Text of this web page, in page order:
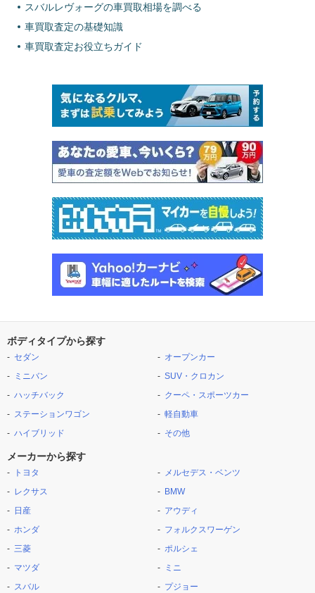
スバルレヴォーグの車買取相場を調べる
車買取査定の基礎知識
車買取査定お役立ちガイド
ボディタイプから探す
セダン
ミニバン
ハッチバック
ステーションワゴン
ハイブリッド
オープンカー
SUV・クロカン
クーペ・スポーツカー
軽自動車
その他
メーカーから探す
トヨタ
レクサス
日産
ホンダ
三菱
マツダ
スバル
メルセデス・ベンツ
BMW
アウディ
フォルクスワーゲン
ポルシェ
ミニ
プジョー